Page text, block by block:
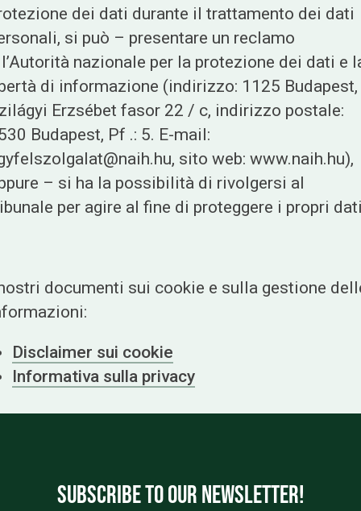
dei dati durante il trattamento dei dati
si può – presentare un reclamo
nazionale per la protezione dei dati e
di informazione (indirizzo: 1125 Budapest,
Erzsébet fasor 22 / c, indirizzo postale:
Budapest, Pf .: 5. E-mail:
sito web: www.naih.hu),
– si ha la possibilità di rivolgersi al
per agire al fine di proteggere i propri
documenti sui cookie e sulla gestione
Disclaimer sui cookie
Informativa sulla privacy
SUBSCRIBE TO OUR NEWSLETTER!